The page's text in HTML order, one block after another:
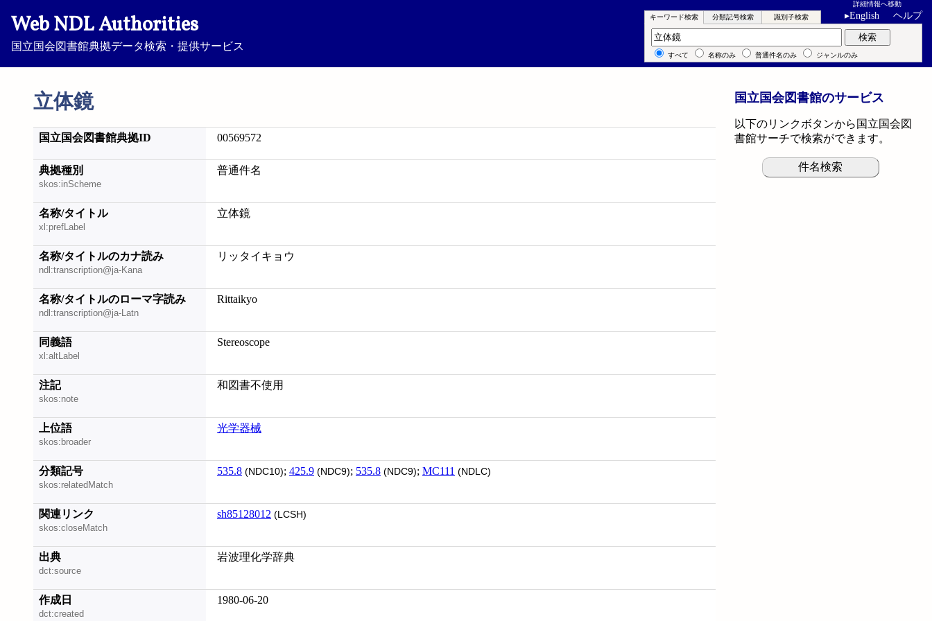
Web NDL Authorities
国立国会図書館典拠データ検索・提供サービス
詳細情報へ移動
▸English ヘルプ
立体鏡
キーワード検索 分類記号検索 識別子検索
キーワード検索 検索
すべて 名称のみ 普通件名のみ ジャンルのみ
国立国会図書館典拠ID 00569572
典拠種別
skos:inScheme
普通件名
名称/タイトル
xl:prefLabel
立体鏡
名称/タイトルのカナ読み
ndl:transcription@ja-Kana
リッタイキョウ
名称/タイトルのローマ字読み
ndl:transcription@ja-Latn
Rittaikyo
同義語
xl:altLabel
Stereoscope
注記
skos:note
和図書不使用
上位語
skos:broader
光学器械
分類記号
skos:relatedMatch
535.8 (NDC10); 425.9 (NDC9); 535.8 (NDC9); MC111 (NDLC)
関連リンク
skos:closeMatch
sh85128012 (LCSH)
出典
dct:source
岩波理化学辞典
作成日
dct:created
1980-06-20
国立国会図書館のサービス
以下のリンクボタンから国立国会図
書館サーチで検索ができます。
件名検索